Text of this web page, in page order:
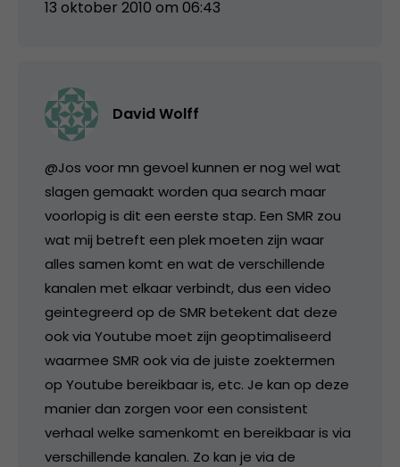
13 oktober 2010 om 06:43
David Wolff
@Jos voor mn gevoel kunnen er nog wel wat
slagen gemaakt worden qua search maar
voorlopig is dit een eerste stap. Een SMR zou
wat mij betreft een plek moeten zijn waar
alles samen komt en wat de verschillende
kanalen met elkaar verbindt, dus een video
geintegreerd op de SMR betekent dat deze
ook via Youtube moet zijn geoptimaliseerd
waarmee SMR ook via de juiste zoektermen
op Youtube bereikbaar is, etc. Je kan op deze
manier dan zorgen voor een consistent
verhaal welke samenkomt en bereikbaar is via
verschillende kanalen. Zo kan je via de